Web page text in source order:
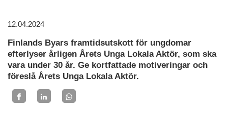
12.04.2024
Finlands Byars framtidsutskott för ungdomar
efterlyser årligen Årets Unga Lokala Aktör, som ska
vara under 30 år. Ge kortfattade motiveringar och
föreslå Årets Unga Lokala Aktör.